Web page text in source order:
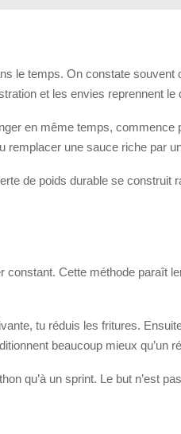
le temps. On constate
et les envies reprennent le
en même temps,
une sauce riche par
de poids durable se construit
Cette méthode paraît
tu réduis les fritures.
beaucoup mieux qu’un
qu’à un sprint. Le but n’est